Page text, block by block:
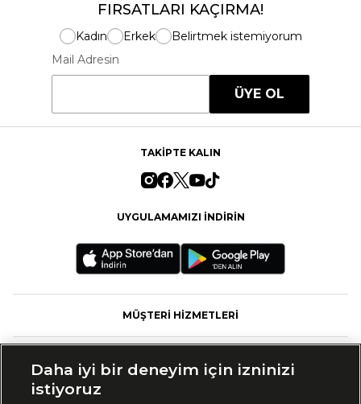
FIRSATLARI KAÇIRMA!
Kadın Erkek
Belirtmek istemiyorum
Mail Adresin
ÜYE OL
TAKİPTE KALIN
UYGULAMAMIZI İNDİRİN
MÜŞTERİ HİZMETLERİ
Daha iyi bir deneyim için izninizi
istiyoruz